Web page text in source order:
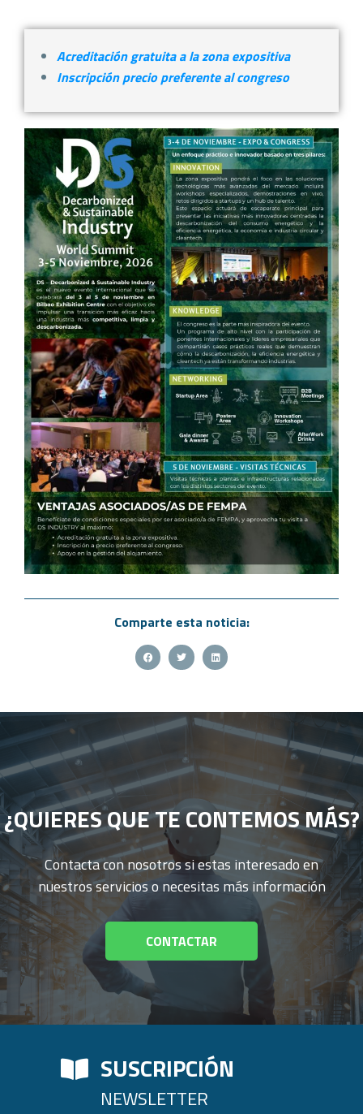
Acreditación gratuita a la zona expositiva
Inscripción precio preferente al congreso
Comparte esta noticia:
¿QUIERES QUE TE CONTEMOS MÁS?
Contacta con nosotros si estas interesado en
nuestros servicios o necesitas más información
CONTACTAR
SUSCRIPCIÓN
NEWSLETTER